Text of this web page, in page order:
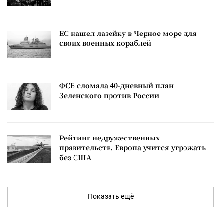
ЕС нашел лазейку в Черное море для
своих военных кораблей
ФСБ сломала 40-дневный план
Зеленского против России
Рейтинг недружественных
правительств. Европа учится угрожать
без США
Показать ещё